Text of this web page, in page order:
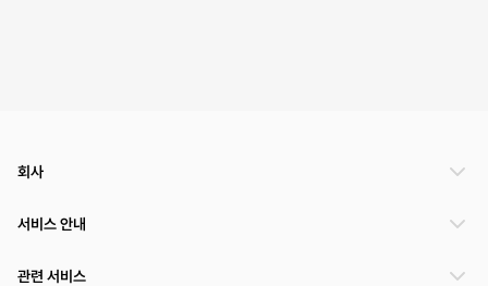
회사
서비스 안내
관련 서비스